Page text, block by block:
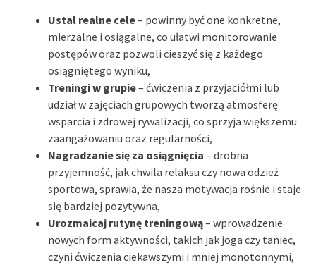
Ustal realne cele– powinny być one konkretne,
mierzalne i osiągalne, co ułatwi monitorowanie
postępów oraz pozwoli cieszyć się z każdego
osiągniętego wyniku,
Treningi w grupie– ćwiczenia z przyjaciółmi lub
udział w zajęciach grupowych tworzą atmosferę
wsparcia i zdrowej rywalizacji, co sprzyja większemu
zaangażowaniu oraz regularności,
Nagradzanie się za osiągnięcia – drobna
przyjemność, jak chwila relaksu czy nowa odzież
sportowa, sprawia, że nasza motywacja rośnie i staje
się bardziej pozytywna,
Urozmaicaj rutynę treningową– wprowadzenie
nowych form aktywności, takich jak joga czy taniec,
czyni ćwiczenia ciekawszymi i mniej monotonnymi,